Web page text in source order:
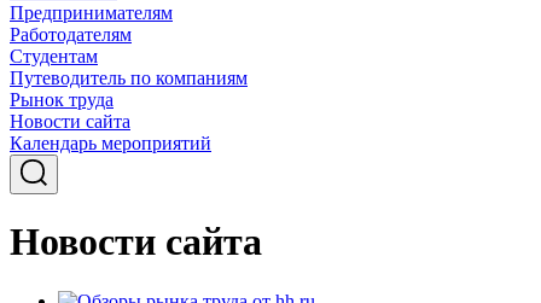
Предпринимателям
Работодателям
Студентам
Путеводитель по компаниям
Рынок труда
Новости сайта
Календарь мероприятий
Новости сайта